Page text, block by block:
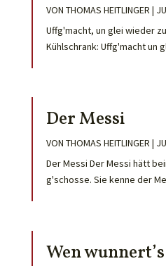
VON THOMAS HEITLINGER |
Uffg'macht, un glei wieder
Kühlschrank: Uffg'macht un
Der Messi
VON THOMAS HEITLINGER |
Der Messi Der Messi hätt
g'schosse. Sie kenne der
Wen